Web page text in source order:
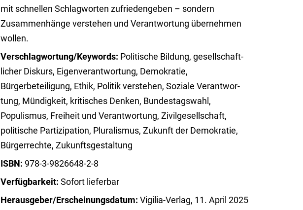
mit schnellen Schlagworten zufriedengeben – sondern
Zusammenhänge verstehen und Verantwortung übernehmen
wollen.
Verschlagwortung/Keywords: Politische Bildung, gesell­schaft­
licher Diskurs, Eigen­ver­ant­wortung, Demokratie,
Bürgerbeteiligung, Ethik, Politik verstehen, Soziale Verant­wor­
tung, Mündigkeit, kritisches Denken, Bun­des­tags­wahl,
Populismus, Freiheit und Ver­ant­wor­tung, Zivil­ge­sellschaft,
politische Par­ti­zi­pation, Pluralismus, Zukunft der Demokratie,
Bürgerrechte, Zukunftsgestaltung
ISBN: 978-3-9826648-2-8
Verfügbarkeit: Sofort lieferbar
Herausgeber/Erscheinungsdatum: Vigilia-Verlag, 11. April 2025